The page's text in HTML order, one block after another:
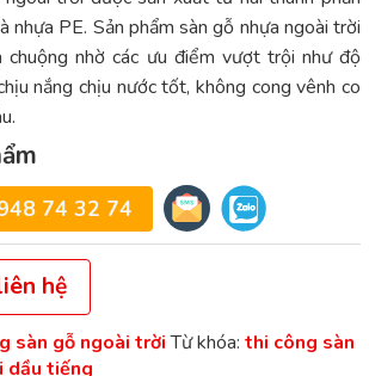
nhựa PE. Sản phẩm sàn gỗ nhựa ngoài trời
chuộng nhờ các ưu điểm vượt trội như độ
nắng chịu nước tốt, không cong vênh co
74 32 74
hệ
sàn gỗ ngoài trời Từ khóa: thi công sàn
dầu tiếng